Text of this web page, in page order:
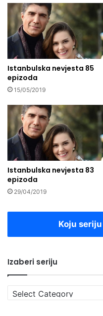
Istanbulska nevjesta 85
epizoda
15/05/2019
Istanbulska nevjesta 83
epizoda
29/04/2019
Koju
Izaberi seriju
Izaberi
seriju